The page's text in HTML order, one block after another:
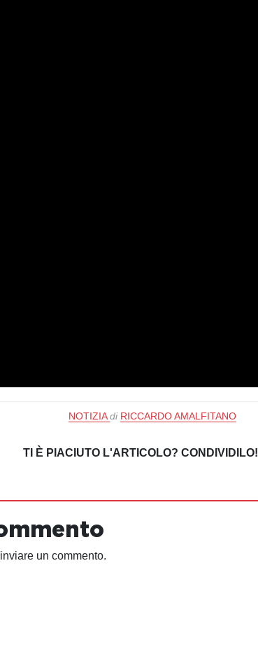
NOTIZIA di RICCARDO AMALFITANO
TI È PIACIUTO L'ARTICOLO? CONDIVIDILO!
un commento.